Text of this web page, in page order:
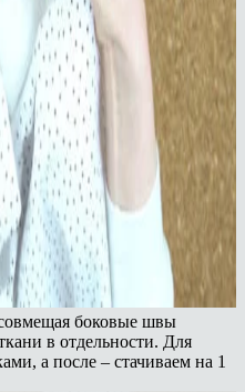
боковые швы
в отдельности. Для
а после – стачиваем на 1